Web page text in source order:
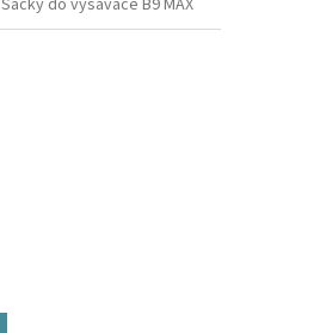
Sáčky do vysavače B9 MAX